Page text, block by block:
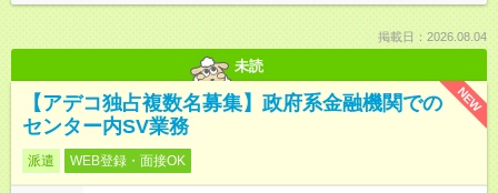
掲載日：2026.08.04
未読
NEW
【アデコ独占複数名募集】政府系金融機関での
センター内SV業務
派遣 WEB登録・面接OK